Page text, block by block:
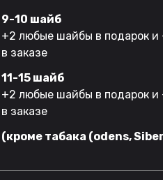
9-10 шайб
+2 любые шайбы в подарок
в заказе
11-15 шайб
+2 любые шайбы в подарок
в заказе
(кроме табака (odens,